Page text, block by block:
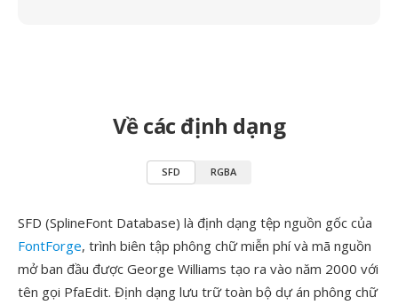
Về các định dạng
SFD RGBA
SFD (SplineFont Database) là định dạng tệp nguồn gốc của
FontForge, trình biên tập phông chữ miễn phí và mã nguồn
mở ban đầu được George Williams tạo ra vào năm 2000 với
tên gọi PfaEdit. Định dạng lưu trữ toàn bộ dự án phông chữ